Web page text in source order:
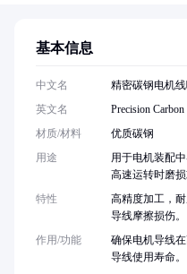
基本信息
中文名
精密碳钢电机
英文名
Precision
材质/材料
优质碳钢
用途
用于电机装配
高速运转时磨损
特性
高精度加工，
导线摩擦损伤。
作用/功能
确保电机导线
导线使用寿命。